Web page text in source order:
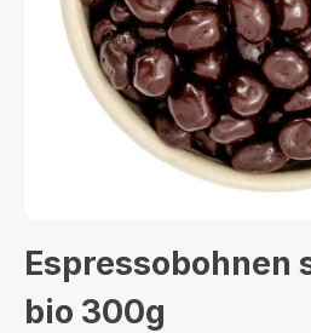
Espressobohnen
bio 300g